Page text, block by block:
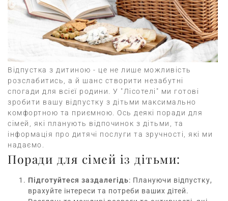
Відпустка з дитиною - це не лише можливість
розслабитись, а й шанс створити незабутні
спогади для всієї родини. У "Лісотелі" ми готові
зробити вашу відпустку з дітьми максимально
комфортною та приємною. Ось деякі поради для
сімей, які планують відпочинок з дітьми, та
інформація про дитячі послуги та зручності, які ми
надаємо.
Поради для сімей із дітьми:
Підготуйтеся заздалегідь: Плануючи відпустку,
врахуйте інтереси та потреби ваших дітей.